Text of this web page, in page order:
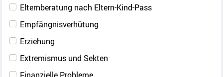
Elternberatung nach Eltern-Kind-Pass
Empfängnisverhütung
Erziehung
Extremismus und Sekten